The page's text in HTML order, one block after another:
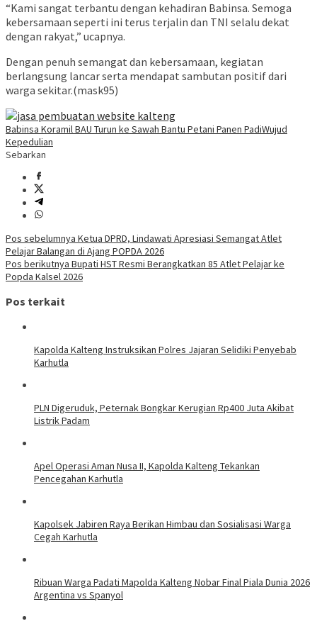
“Kami sangat terbantu dengan kehadiran Babinsa. Semoga
kebersamaan seperti ini terus terjalin dan TNI selalu dekat
dengan rakyat,” ucapnya.
Dengan penuh semangat dan kebersamaan, kegiatan
berlangsung lancar serta mendapat sambutan positif dari
warga sekitar.(mask95)
Babinsa Koramil BAU Turun ke Sawah Bantu Petani Panen PadiWujud
Kepedulian
Sebarkan
Navigasi
pos
Pos sebelumnya Ketua DPRD, Lindawati Apresiasi Semangat Atlet
Pelajar Balangan di Ajang POPDA 2026
Pos berikutnya Bupati HST Resmi Berangkatkan 85 Atlet Pelajar ke
Popda Kalsel 2026
Pos terkait
Kapolda Kalteng Instruksikan Polres Jajaran Selidiki Penyebab
Karhutla
PLN Digeruduk, Peternak Bongkar Kerugian Rp400 Juta Akibat
Listrik Padam
Apel Operasi Aman Nusa II, Kapolda Kalteng Tekankan
Pencegahan Karhutla
Kapolsek Jabiren Raya Berikan Himbau dan Sosialisasi Warga
Cegah Karhutla
Ribuan Warga Padati Mapolda Kalteng Nobar Final Piala Dunia 2026
Argentina vs Spanyol